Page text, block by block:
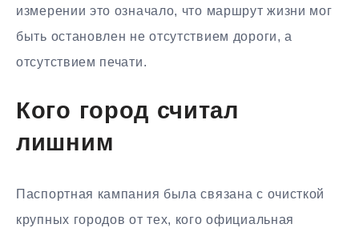
измерении это означало, что маршрут жизни мог
быть остановлен не отсутствием дороги, а
отсутствием печати.
Кого город считал
лишним
Паспортная кампания была связана с очисткой
крупных городов от тех, кого официальная